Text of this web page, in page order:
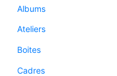
Albums
Ateliers
Boites
Cadres